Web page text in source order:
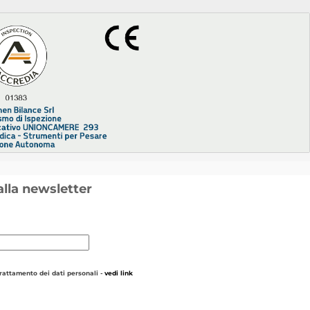
newsletter
dei dati personali - vedi link